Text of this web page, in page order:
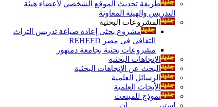
طريقة تحديث الموقع الشخصي لأعضاء هيئة
التدريس والهيئة المعاونة
المشروعات البحثية
مشروع بحثى إعادة صياغة تدريس التراث
الثقافى فى مصر REHEED
مشروعات بحثية بجامعة دمنهور
الإتجاهات البحثية
البحث عن الإتجاهات البحثية
الرسائل العلمية
الأبحاث العلمية
نموذج للمبتعث
إستبيـــــــــــــان